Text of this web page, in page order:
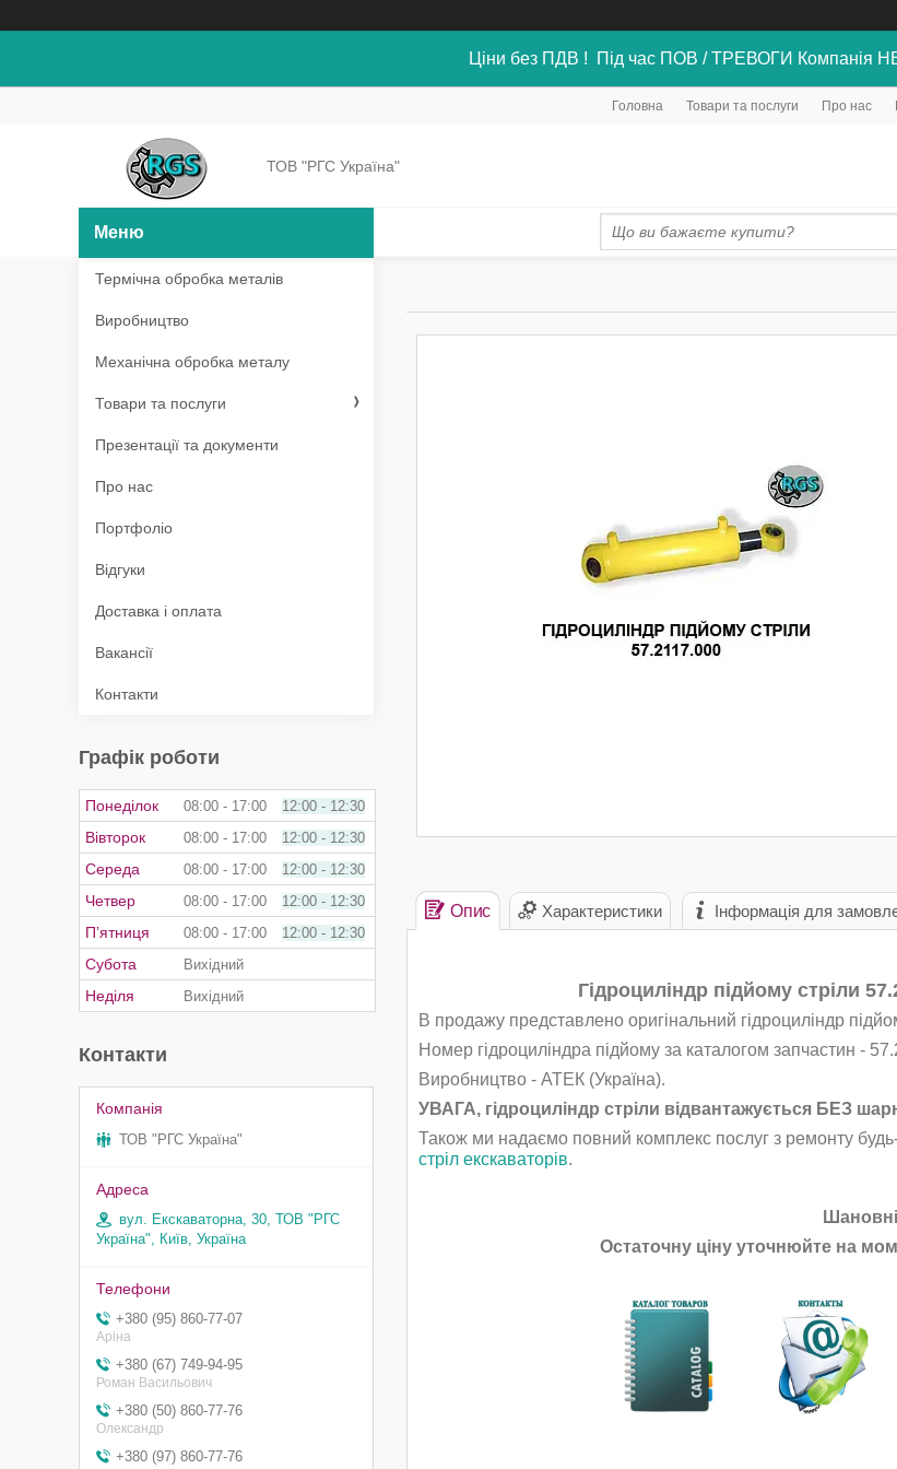
Ціни без ПДВ ! Під час ПОВ / ТРЕВОГИ Компанія
Головна Товари та послуги Про нас
ТОВ "РГС Україна"
Опис Характеристики Інформація для
Гідроциліндр підйому стріли
В продажу представлено оригінальний гідроциліндр
Номер гідроциліндра підйому за каталогом запчастин -
Виробництво - АТЕК (Україна).
УВАГА, гідроциліндр стріли відвантажується БЕЗ
Також ми надаємо повний комплекс послуг з ремонту будь-
стріл екскаваторів.
Остаточну ціну уточнюйте на
Термічна обробка металів
Виробництво
Механічна обробка металу
Товари та послуги
Презентації та документи
Про нас
Портфоліо
Відгуки
Доставка і оплата
Вакансії
Контакти
Графік роботи
Понеділок 08:00 17:00 12:00 12:30
Вівторок 08:00 17:00 12:00 12:30
Середа 08:00 17:00 12:00 12:30
Четвер 08:00 17:00 12:00 12:30
Пʼятниця 08:00 17:00 12:00 12:30
Субота Вихідний
Неділя Вихідний
Контакти
ТОВ "РГС Україна"
вул. Екскаваторна, 30, ТОВ "РГС
Україна", Київ, Україна
+380 (95) 860-77-07
Аріна
+380 (67) 749-94-95
Роман Васильович
+380 (50) 860-77-76
Олександр
+380 (97) 860-77-76